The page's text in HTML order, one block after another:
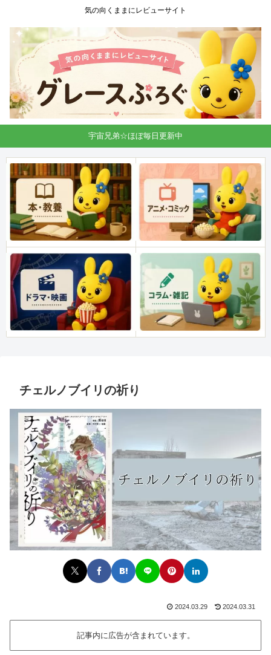
気の向くままにレビューサイト
宇宙兄弟☆ほぼ毎日更新中
チェルノブイリの祈り
2024.03.29 2024.03.31
記事内に広告が含まれています。